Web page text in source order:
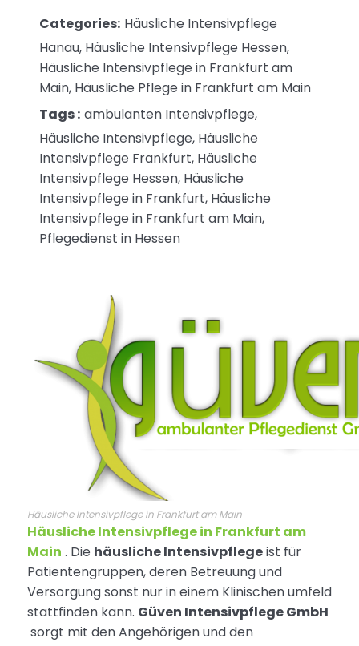
Categories: Häusliche Intensivpflege
Hanau, Häusliche Intensivpflege Hessen,
Häusliche Intensivpflege in Frankfurt am
Main, Häusliche Pflege in Frankfurt am Main
Tags : ambulanten Intensivpflege,
Häusliche Intensivpflege, Häusliche
Intensivpflege Frankfurt, Häusliche
Intensivpflege Hessen, Häusliche
Intensivpflege in Frankfurt, Häusliche
Intensivpflege in Frankfurt am Main,
Pflegedienst in Hessen
Häusliche Intensivpflege in Frankfurt am Main
Häusliche Intensivpflege in Frankfurt am
Main . Die häusliche Intensivpflegeist für
Patientengruppen, deren Betreuung und
Versorgung sonst nur in einem Klinischen umfeld
stattfinden kann. Güven Intensivpflege GmbH
sorgt mit den Angehörigen und den